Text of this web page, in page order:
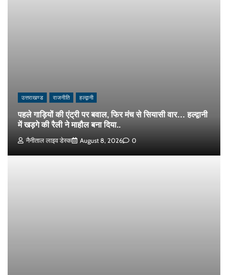
उत्तराखण्ड राजनीति हल्द्वानी
पहले गाड़ियों की एंट्री पर बवाल, फिर मंच से सियासी वार… हल्द्वानी
में खड़गे की रैली ने माहौल बना दिया..
नैनीताल लाइव डेस्क August 8, 2026 0